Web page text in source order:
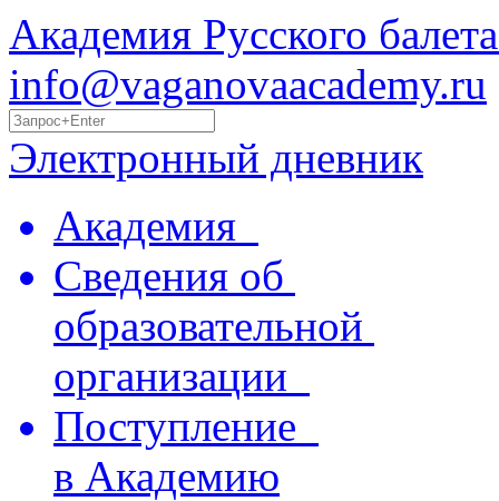
Академия Русского
info@vaganovaacademy.ru
Электронный дневник
Академия
Сведения об
образовательной
организации
Поступление
в Академию